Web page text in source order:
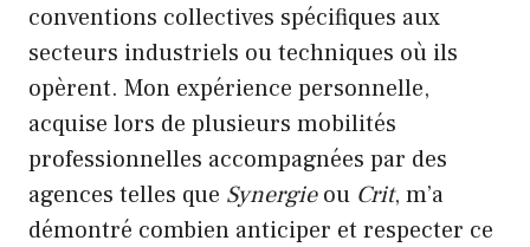
conventions collectives spécifiques aux
secteurs industriels ou techniques où ils
opèrent. Mon expérience personnelle,
acquise lors de plusieurs mobilités
professionnelles accompagnées par des
agences telles que Synergieou Crit, m’a
démontré combien anticiper et respecter ce